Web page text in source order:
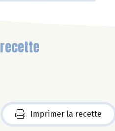
recette
Imprimer la recette